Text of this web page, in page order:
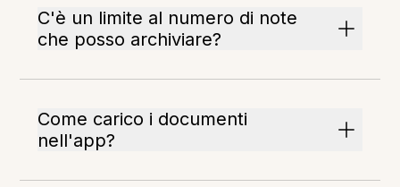
C'è un limite al numero di note
che posso archiviare?
Come carico i documenti
nell'app?